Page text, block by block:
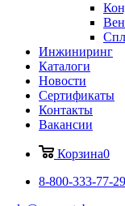
Инжиниринг
Каталоги
Новости
Сертификаты
Контакты
Вакансии
Корзина0
8-800-333-77-29